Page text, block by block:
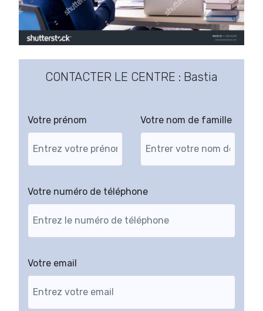
CONTACTER LE CENTRE : Bastia
Votre prénom Votre nom de famille
Votre numéro de téléphone
Votre email